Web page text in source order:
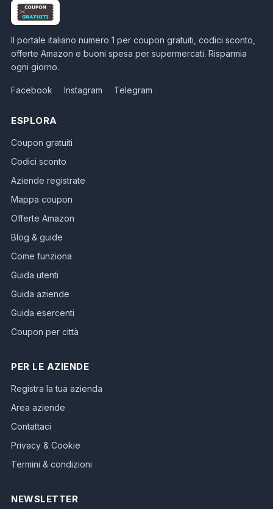
Il portale italiano numero 1 per coupon gratuiti, codici sconto,
offerte Amazon e buoni spesa per supermercati. Risparmia
ogni giorno.
Facebook Instagram Telegram
ESPLORA
Coupon gratuiti
Codici sconto
Aziende registrate
Mappa coupon
Offerte Amazon
Blog & guide
Come funziona
Guida utenti
Guida aziende
Guida esercenti
Coupon per città
PER LE AZIENDE
Registra la tua azienda
Area aziende
Contattaci
Privacy & Cookie
Termini & condizioni
NEWSLETTER